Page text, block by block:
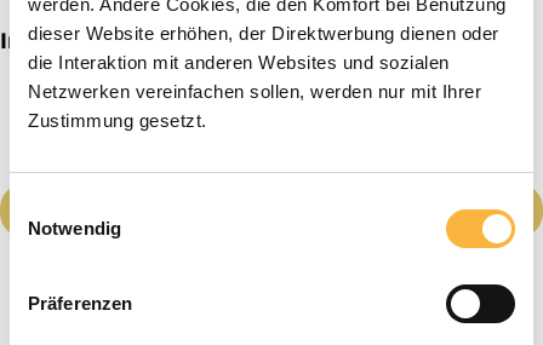
werden. Andere Cookies, die den Komfort bei Benutzung
dieser Website erhöhen, der Direktwerbung dienen oder
die Interaktion mit anderen Websites und sozialen
Netzwerken vereinfachen sollen, werden nur mit Ihrer
Zustimmung gesetzt.
Notwendig
Präferenzen
Imker beginnersset Dadant VS